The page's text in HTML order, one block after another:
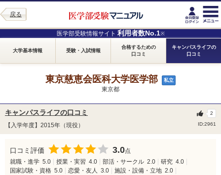
戻る
医学部受験情報サイト 利用者数No.1※
大学基本情報 受験・入試情報
合格するための
口コミ
キャンパスライフの
口コミ
東京慈恵会医科大学医学部 私立
東京都
キャンパスライフの口コミ
【入学年度】2015年（現役） ID:2961
2
口コミ評価 3.0点
就職・進学 5.0 授業・実習 4.0 部活・サークル 2.0 研究 4.0
国家試験・資格 5.0 恋愛・友人 3.0 施設・設備・立地 2.0